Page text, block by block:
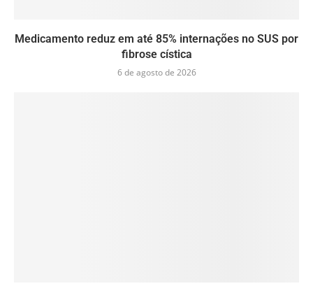
Medicamento reduz em até 85% internações no SUS por
fibrose cística
6 de agosto de 2026